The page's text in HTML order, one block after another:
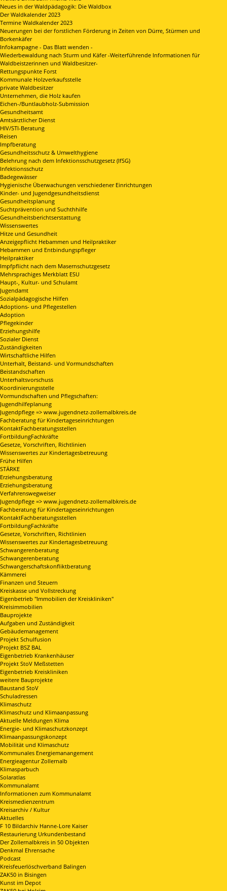
Neues in der Waldpädagogik: Die Waldbox
Der Waldkalender 2023
Termine Waldkalender 2023
Neuerungen bei der forstlichen Förderung in Zeiten von Dürre, Stürmen und
Borkenkäfer
Infokampagne - Das Blatt wenden -
Wiederbewaldung nach Sturm und Käfer -Weiterführende Informationen für
Waldbeistzerinnen und Waldbesitzer-
Rettungspunkte Forst
Kommunale Holzverkaufsstelle
private Waldbesitzer
Unternehmen, die Holz kaufen
Eichen-/Buntlaubholz-Submission
Gesundheitsamt
Amtsärztlicher Dienst
HIV/STI-Beratung
Reisen
Impfberatung
Gesundheitsschutz & Umwelthygiene
Belehrung nach dem Infektionsschutzgesetz (IfSG)
Infektionsschutz
Badegewässer
Hygienische Überwachungen verschiedener Einrichtungen
Kinder- und Jugendgesundheitsdienst
Gesundheitsplanung
Suchtprävention und Suchthhilfe
Gesundheitsberichtserstattung
Wissenswertes
Hitze und Gesundheit
Anzeigepflicht Hebammen und Heilpraktiker
Hebammen und Entbindungspfleger
Heilpraktiker
Impfpflicht nach dem Masernschutzgesetz
Mehrsprachiges Merkblatt ESU
Haupt-, Kultur- und Schulamt
Jugendamt
Sozialpädagogische Hilfen
Adoptions- und Pflegestellen
Adoption
Pflegekinder
Erziehungshilfe
Sozialer Dienst
Zuständigkeiten
Wirtschaftliche Hilfen
Unterhalt, Beistand- und Vormundschaften
Beistandschaften
Unterhaltsvorschuss
Koordinierungsstelle
Vormundschaften und Pflegschaften:
Jugendhilfeplanung
Jugendpflege => www.jugendnetz-zollernalbkreis.de
Fachberatung für Kindertageseinrichtungen
KontaktFachberatungsstellen
FortbildungFachkräfte
Gesetze, Vorschriften, Richtlinien
Wissenswertes zur Kindertagesbetreuung
Frühe Hilfen
STÄRKE
Erziehungsberatung
Erziehungsberatung
Verfahrenswegweiser
Jugendpflege => www.jugendnetz-zollernalbkreis.de
Fachberatung für Kindertageseinrichtungen
KontaktFachberatungsstellen
FortbildungFachkräfte
Gesetze, Vorschriften, Richtlinien
Wissenswertes zur Kindertagesbetreuung
Schwangerenberatung
Schwangerenberatung
Schwangerschaftskonfliktberatung
Kämmerei
Finanzen und Steuern
Kreiskasse und Vollstreckung
Eigenbetrieb "Immobilien der Kreiskliniken"
Kreisimmobilien
Bauprojekte
Aufgaben und Zuständigkeit
Gebäudemanagement
Projekt Schulfusion
Projekt BSZ BAL
Eigenbetrieb Krankenhäuser
Projekt StoV Meßstetten
Eigenbetrieb Kreiskliniken
weitere Bauprojekte
Baustand StoV
Schuladressen
Klimaschutz
Klimaschutz und Klimaanpassung
Aktuelle Meldungen Klima
Energie- und Klimaschutzkonzept
Klimaanpassungskonzept
Mobilität und Klimaschutz
Kommunales Energiemanangement
Energieagentur Zollernalb
Klimasparbuch
Solaratlas
Kommunalamt
Informationen zum Kommunalamt
Kreismedienzentrum
Kreisarchiv / Kultur
Aktuelles
F 10 Bildarchiv Hanne-Lore Kaiser
Restaurierung Urkundenbestand
Der Zollernalbkreis in 50 Objekten
Denkmal Ehrensache
Podcast
Kreisfeuerlöschverband Balingen
ZAK50 in Bisingen
Kunst im Depot